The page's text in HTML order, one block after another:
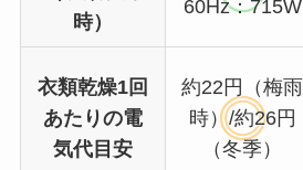
時）
60Hz：715W
衣類乾燥1回
あたりの電
気代目安
約22円（梅雨
時）/約26円
（冬季）